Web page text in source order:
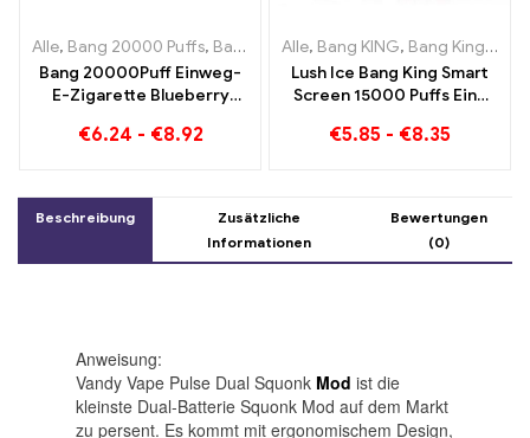
Alle, Bang 20000 Puffs, Bang KING ,Einweg E-Zigaretten,
Bang 20000Puff Einweg-
E-Zigarette Blueberry
und Dual Mesh
€6.24 - €8.92
Alle, Bang KING, Bang King Smart Screen 15000 Puff
Lush Ice Bang King Smart
Screen 15000 Puffs Eine
Mischung aus
€5.85 - €8.35
Beschreibung
Zusätzliche
Informationen
Bewertungen
(0)
Anweisung:
Vandy Vape Pulse Dual Squonk Mod ist die
kleinste Dual-Batterie Squonk Mod auf dem Markt
zu persent. Es kommt mit ergonomischem Design,